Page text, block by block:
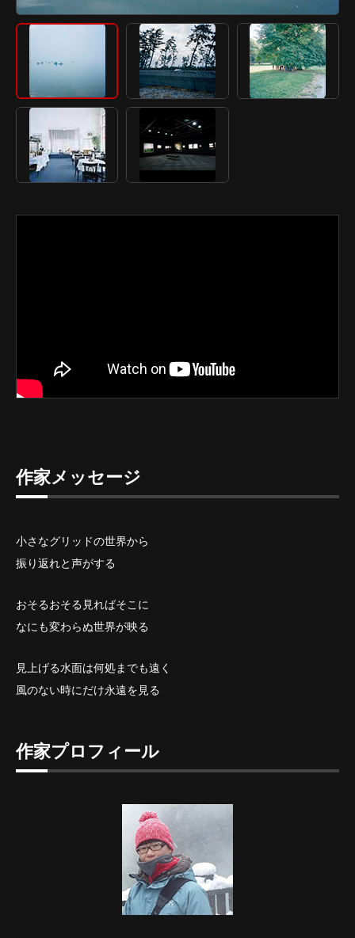
作家メッセージ
小さなグリッドの世界から
振り返れと声がする
おそるおそる見ればそこに
なにも変わらぬ世界が映る
見上げる水面は何処までも遠く
風のない時にだけ永遠を見る
作家プロフィール